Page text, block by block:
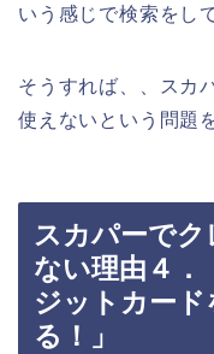
いう感じで検索をし
そうすれば、、スカ
使えないという問題
スカパーでク
ない理由４．
ジットカー
る！」